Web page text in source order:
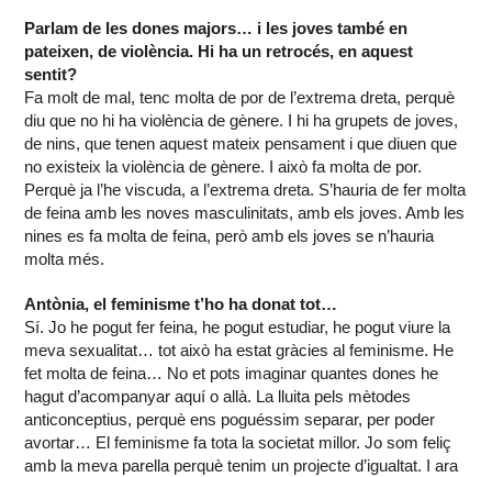
Parlam de les dones majors… i les joves també en
pateixen, de violència. Hi ha un retrocés, en aquest
sentit?
Fa molt de mal, tenc molta de por de l’extrema dreta, perquè
diu que no hi ha violència de gènere. I hi ha grupets de joves,
de nins, que tenen aquest mateix pensament i que diuen que
no existeix la violència de gènere. I això fa molta de por.
Perquè ja l’he viscuda, a l’extrema dreta. S’hauria de fer molta
de feina amb les noves masculinitats, amb els joves. Amb les
nines es fa molta de feina, però amb els joves se n’hauria
molta més.
Antònia, el feminisme t’ho ha donat tot…
Sí. Jo he pogut fer feina, he pogut estudiar, he pogut viure la
meva sexualitat… tot això ha estat gràcies al feminisme. He
fet molta de feina… No et pots imaginar quantes dones he
hagut d’acompanyar aquí o allà. La lluita pels mètodes
anticonceptius, perquè ens poguéssim separar, per poder
avortar… El feminisme fa tota la societat millor. Jo som feliç
amb la meva parella perquè tenim un projecte d’igualtat. I ara